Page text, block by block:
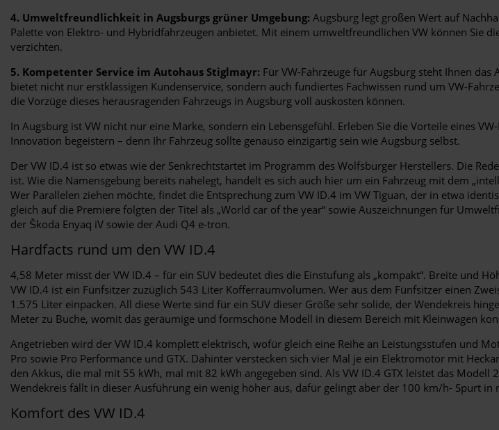
4. Umweltfreundlichkeit in Augsburgs grüner Umgebung: Augsburg legt großen Wert auf
Palette von Elektro- und Hybridfahrzeugen anbietet. Mit einem umweltfreundlichen VW können Sie
verzichten.
5. Kompetenter Service im Autohaus Stiglmayr: Für VW-Fahrzeuge für Augsburg steht Ihnen
bietet nicht nur erstklassigen Kundenservice, sondern auch fundiertes Fachwissen rund um VW-
die Vorzüge dieses herausragenden Fahrzeugs in Augsburg voll auskosten können.
In Augsburg ist VW nicht nur eine Marke, sondern ein Lebensgefühl. Erleben Sie die Vorteile eines
Innovation begeistern – denn Ihr Fahrzeug sollte genauso einzigartig sein wie Augsburg selbst.
Der VW ID.4 ist so etwas wie der Senkrechtstartet im Programm des Wolfsburger Herstellers. Die
ist. Wie die Namensgebung bereits nahelegt, handelt es sich auch hier um ein Fahrzeug mit dem
Wer Parallelen ziehen möchte, findet die Entsprechung zum VW ID.4 im VW Tiguan, der in etwa
gleich auf die Premiere folgten der Titel als „World car of the year“ sowie Auszeichnungen für
der Škoda Enyaq iV sowie der Audi Q4 e-tron.
Hardfacts rund um den VW ID.4
4,58 Meter misst der VW ID.4 – für ein SUV bedeutet dies die Einstufung als „kompakt“. Breite und
VW ID.4 ist ein Fünfsitzer zuzüglich 543 Liter Kofferraumvolumen. Wer aus dem Fünfsitzer einen
1.575 Liter einpacken. All diese Werte sind für ein SUV dieser Größe sehr solide, der Wendekreis
Meter zu Buche, womit das geräumige und formschöne Modell in diesem Bereich mit Kleinwagen
Angetrieben wird der VW ID.4 komplett elektrisch, wofür gleich eine Reihe an Leistungsstufen und
Pro sowie Pro Performance und GTX. Dahinter verstecken sich vier Mal je ein Elektromotor mit
den Akkus, die mal mit 55 kWh, mal mit 82 kWh angegeben sind. Als VW ID.4 GTX leistet das
Wendekreis fällt in dieser Ausführung ein wenig höher aus, dafür gelingt aber der 100 km/h- Spurt in
Komfort des VW ID.4